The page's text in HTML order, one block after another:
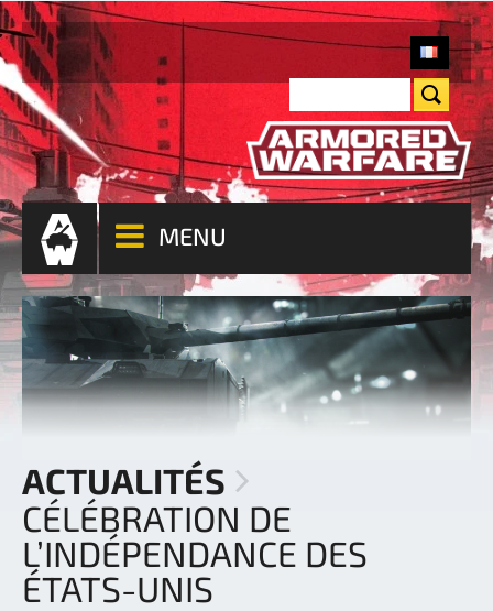
MENU
ACTUALITÉS
CÉLÉBRATION DE
L’INDÉPENDANCE DES
ÉTATS-UNIS